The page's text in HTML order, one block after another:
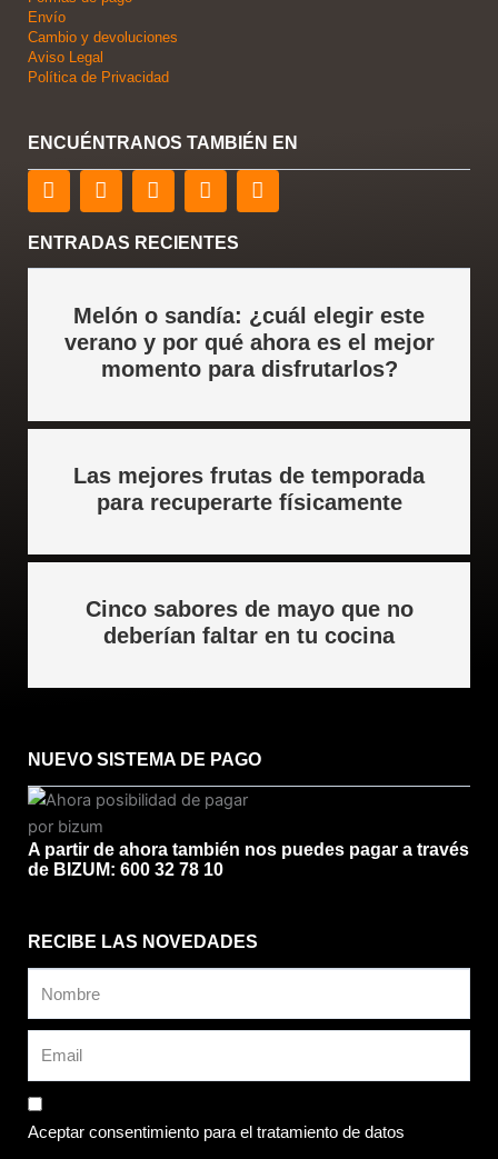
Envío
Cambio y devoluciones
Aviso Legal
Política de Privacidad
ENCUÉNTRANOS TAMBIÉN EN
F
a
e
b
T
w
t
t
r
L
i
k
e
i
n
Y
o
t
u
e
I
n
a
r
a
m
ENTRADAS RECIENTES
Melón o sandía: ¿cuál elegir este
verano y por qué ahora es el mejor
momento para disfrutarlos?
Las mejores frutas de temporada
para recuperarte físicamente
Cinco sabores de mayo que no
deberían faltar en tu cocina
NUEVO SISTEMA DE PAGO
A partir de ahora también nos puedes pagar a través
de BIZUM: 600 32 78 10
RECIBE LAS NOVEDADES
Aceptar consentimiento para el tratamiento de datos